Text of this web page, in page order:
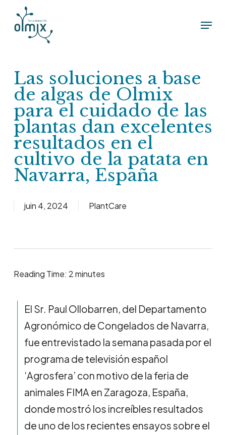
Menu
Las soluciones a base
de algas de Olmix
para el cuidado de las
plantas dan excelentes
resultados en el
cultivo de la patata en
Navarra, España
juin 4, 2024 PlantCare
Reading Time: 2minutes
El Sr. Paul Ollobarren, del Departamento
Agronómico de Congelados de Navarra,
fue entrevistado la semana pasada por el
programa de televisión español
‘Agrosfera’ con motivo de la feria de
animales FIMA en Zaragoza, España,
donde mostró los increíbles resultados
de uno de los recientes ensayos sobre el